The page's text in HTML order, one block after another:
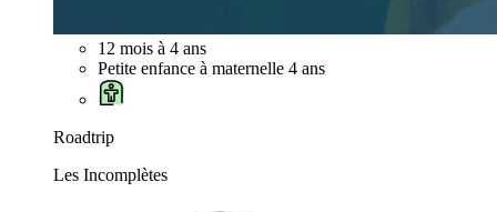
12 mois à 4 ans
Petite enfance à maternelle 4 ans
Roadtrip
Les Incomplètes